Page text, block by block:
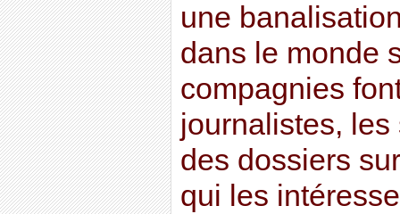
une
dans le monde
compagnies
journalistes,
des dossiers
qui les